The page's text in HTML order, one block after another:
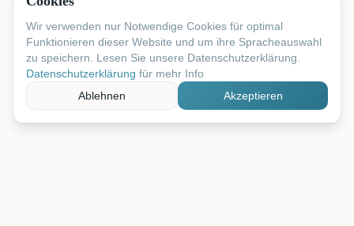
Wir verwenden nur Notwendige Cookies für optimal
Funktionieren dieser Website und um ihre Spracheauswahl
zu speichern. Lesen Sie unsere Datenschutzerklärung.
Datenschutzerklärung für mehr Info
Ablehnen
Akzeptieren